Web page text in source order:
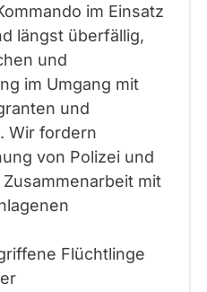
im Einsatz
längst überfällig,
und
im Umgang mit
und
Wir fordern
von Polizei und
mit
Flüchtlinge